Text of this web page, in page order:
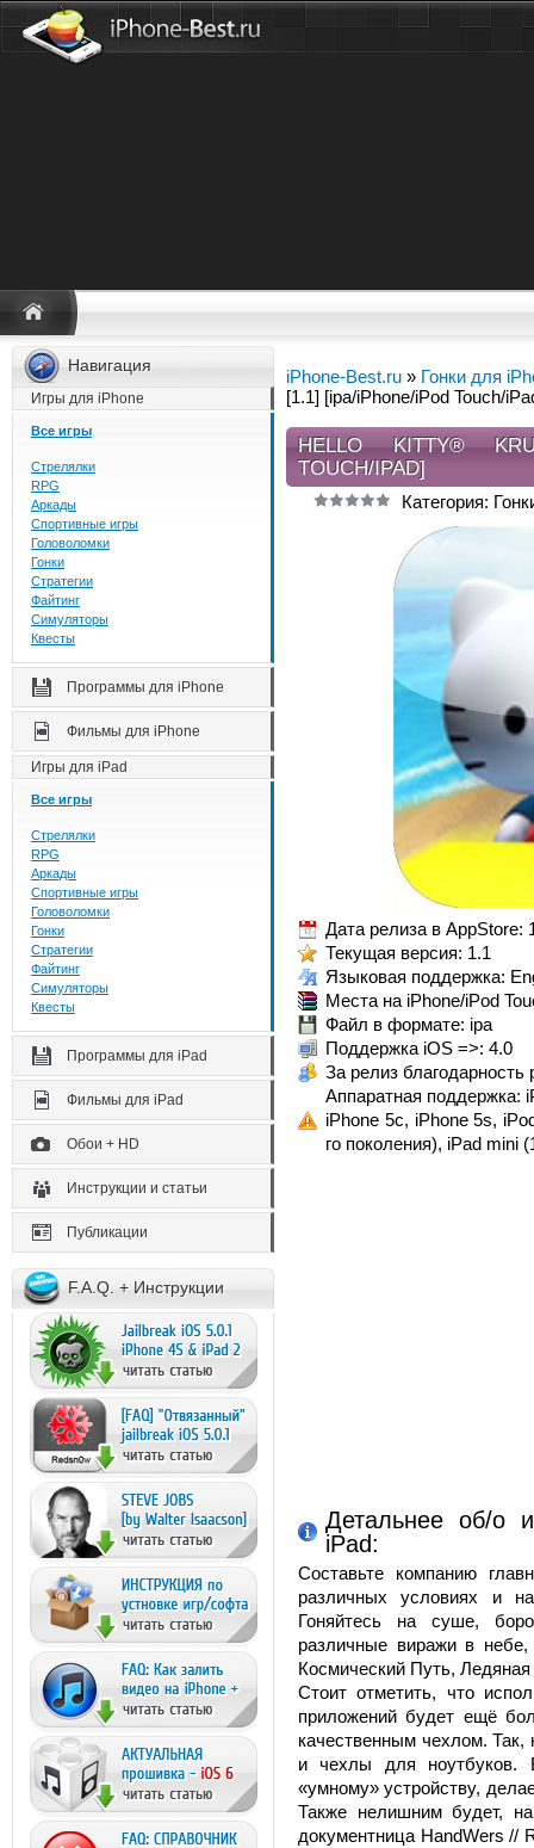
Навигация
Игры для iPhone
Все игры
Стрелялки
RPG
Аркады
Спортивные игры
Головоломки
Гонки
Стратегии
Файтинг
Симуляторы
Квесты
Программы для iPhone
Фильмы для iPhone
Игры для iPad
Все игры
Стрелялки
RPG
Аркады
Спортивные игры
Головоломки
Гонки
Стратегии
Файтинг
Симуляторы
Квесты
Программы для iPad
Фильмы для iPad
Обои + HD
Инструкции и статьи
Публикации
F.A.Q. + Инструкции
iPhone-Best.ru » Гонки для
[1.1] [ipa/iPhone/iPod Touch/
HELLO KITTY®
TOUCH/IPAD]
Категория:
Дата релиза в AppStore:
Текущая версия: 1.1
Языковая поддержка:
Места на iPhone/iPod
Файл в формате: ipa
Поддержка iOS =>: 4.0
За релиз благодарность
Аппаратная поддержка:
iPhone 5c, iPhone 5s,
го поколения), iPad mini
Детальнее об/о
iPad:
Составьте компанию
различных условиях и
Гоняйтесь на суше,
различные виражи в небе,
Космический Путь,
Стоит отметить, что
приложений будет ещё
качественным чехлом.
и чехлы для ноутбуков.
«умному» устройству,
Также нелишним будет,
документница HandWers //